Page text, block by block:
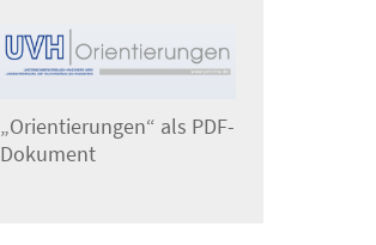
„Orientierungen“ als PDF-
Dokument